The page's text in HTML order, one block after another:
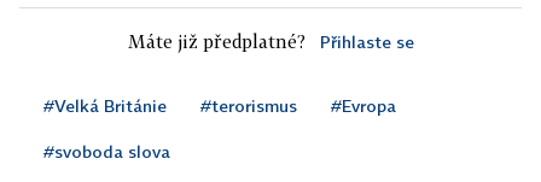
Máte již předplatné? Přihlaste se
#Velká Británie #terorismus #Evropa
#svoboda slova